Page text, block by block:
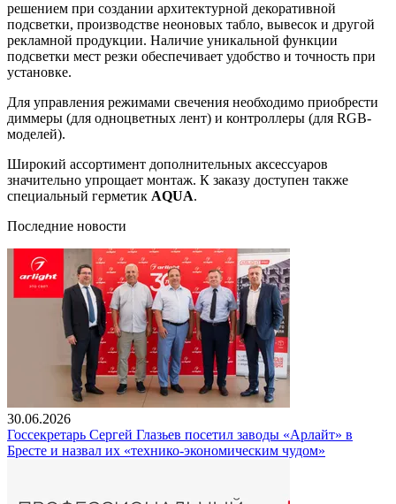
решением при создании архитектурной декоративной
подсветки, производстве неоновых табло, вывесок и другой
рекламной продукции. Наличие уникальной функции
подсветки мест резки обеспечивает удобство и точность при
установке.
Для управления режимами свечения необходимо приобрести
диммеры (для одноцветных лент) и контроллеры (для RGB-
моделей).
Широкий ассортимент дополнительных аксессуаров
значительно упрощает монтаж. К заказу доступен также
специальный герметик AQUA.
Последние новости
30.06.2026
Госсекретарь Сергей Глазьев посетил заводы «Арлайт» в
Бресте и назвал их «технико-экономическим чудом»